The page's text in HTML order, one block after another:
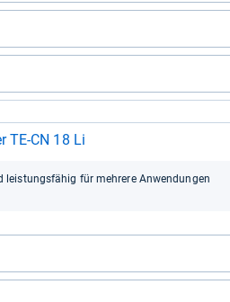
TE-​CN 18 Li
leis­tungs­fä­hig für meh­rere Anwen­dun­gen